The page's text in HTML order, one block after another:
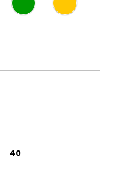
40